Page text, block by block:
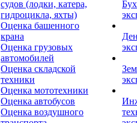
судов (лодки, катера,
гидроцикла, яхты)
Оценка башенного
крана
Оценка грузовых
автомобилей
Оценка складской
техники
Оценка мототехники
Оценка автобусов
Оценка воздушного